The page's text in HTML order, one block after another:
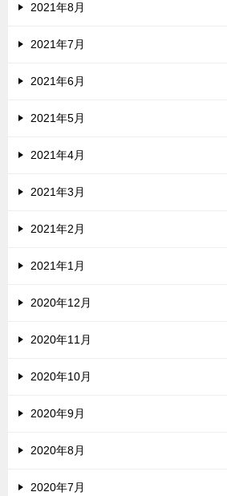
2021年8月
2021年7月
2021年6月
2021年5月
2021年4月
2021年3月
2021年2月
2021年1月
2020年12月
2020年11月
2020年10月
2020年9月
2020年8月
2020年7月